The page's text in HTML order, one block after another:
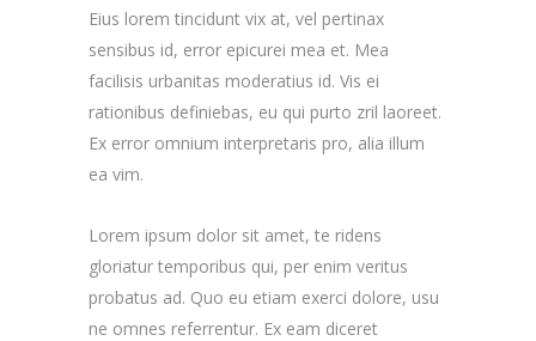
Eius lorem tincidunt vix at, vel pertinax
sensibus id, error epicurei mea et. Mea
facilisis urbanitas moderatius id. Vis ei
rationibus definiebas, eu qui purto zril laoreet.
Ex error omnium interpretaris pro, alia illum
ea vim.
Lorem ipsum dolor sit amet, te ridens
gloriatur temporibus qui, per enim veritus
probatus ad. Quo eu etiam exerci dolore, usu
ne omnes referrentur. Ex eam diceret